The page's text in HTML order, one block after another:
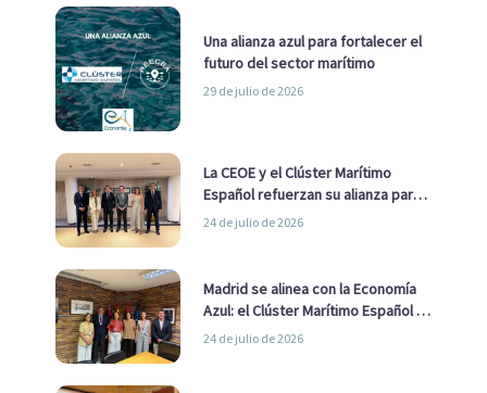
Una alianza azul para fortalecer el
futuro del sector marítimo
29 de julio de 2026
La CEOE y el Clúster Marítimo
Español refuerzan su alianza para
impulsar una estrategia Nacional
24 de julio de 2026
Madrid se alinea con la Economía
Azul: el Clúster Marítimo Español y
la Real Liga Naval avanzan alianzas
24 de julio de 2026